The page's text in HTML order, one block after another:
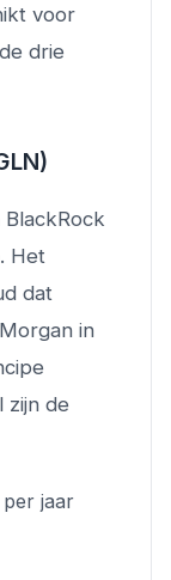
voor
drie
BlackRock
Het
dat
in
zijn de
per jaar